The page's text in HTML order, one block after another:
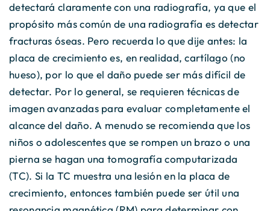
detectará claramente con una radiografía, ya que el
propósito más común de una radiografía es detectar
fracturas óseas. Pero recuerda lo que dije antes: la
placa de crecimiento es, en realidad, cartílago (no
hueso), por lo que el daño puede ser más difícil de
detectar. Por lo general, se requieren técnicas de
imagen avanzadas para evaluar completamente el
alcance del daño. A menudo se recomienda que los
niños o adolescentes que se rompen un brazo o una
pierna se hagan una tomografía computarizada
(TC). Si la TC muestra una lesión en la placa de
crecimiento, entonces también puede ser útil una